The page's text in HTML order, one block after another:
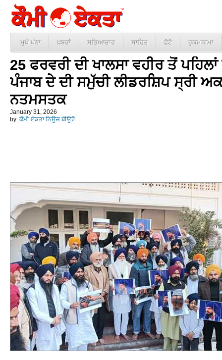
ਮੁਖੱ ਪੰਨਾ ਖ਼ਬਰਾਂ ਸਭਿਆਚਾਰ ਸਾਹਿਤ ਫੋਟੋ ਹੁਕਮਨਾਮਾ
25 ਫਰਵਰੀ ਦੀ ਖਾਲਸਾ ਵਹੀਰ ਤੋਂ
ਪੰਜਾਬ ਦੇ ਦੀ ਸਮੁੱਚੀ ਲੀਡਰਸ਼ਿਪ ਸ੍ਰੀ
ਨਤਮਸਤਕ
January 31, 2026
by: ਕੌਮੀ ਏਕਤਾ ਨਿਊਜ਼ ਬੀਊਰੋ